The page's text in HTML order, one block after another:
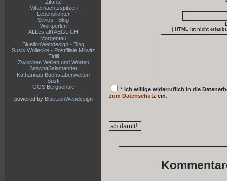
Zitante
Mitternachtsspitzen
Lebenslichter
Silvios - Blog
Wortperlen
ALLes allTAEGLICH
Morgentau
BluelionWebdesign - Blog
Susis Wollecke - Postfiliale Mitwitz
Tirilli
Zwischen Wellen und Worten
SaschaSalamander
Katharinas Buchstabenwelten
Susfi
GGS Bergschule
powered by BlueLionWebdesign
( HTML ist nicht
* Ich willige widerruflich in die
zum Datenschutz ein.